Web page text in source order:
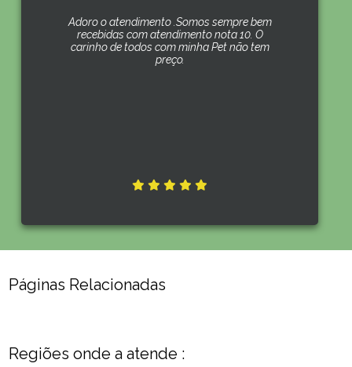
Adoro o atendimento .Somos sempre bem
recebidas com atendimento nota 10. O
carinho de todos com minha Pet não tem
preço.
Páginas Relacionadas
Regiões onde a atende :